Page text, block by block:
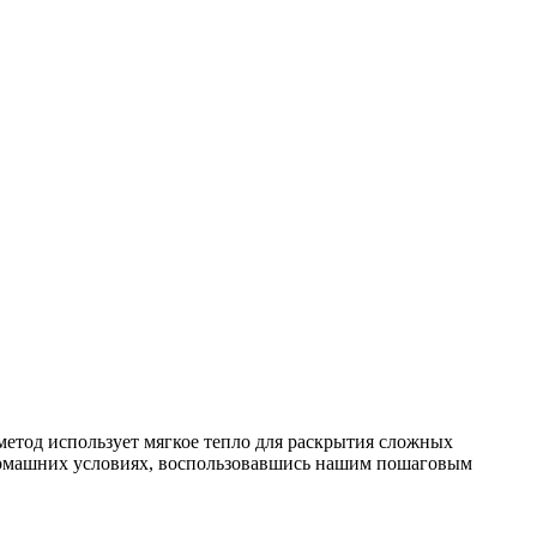
использует мягкое тепло для раскрытия сложных
условиях, воспользовавшись нашим пошаговым